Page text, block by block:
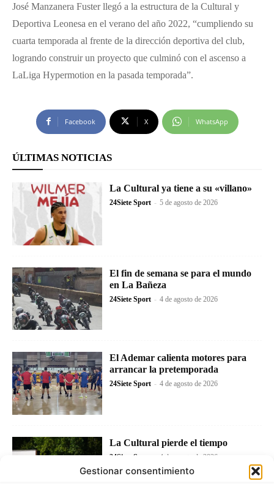
Gestionar consentimiento
José Manzanera Fuster llegó a la estructura de la Cultural y
Deportiva Leonesa en el verano del año 2022, “cumpliendo su
cuarta temporada al frente de la dirección deportiva del club,
logrando construir un proyecto que culminó con el ascenso a
LaLiga Hypermotion en la pasada temporada”.
Facebook X WhatsApp
ÚLTIMAS NOTICIAS
La Cultural ya tiene a su «villano»
24Siete Sport - 5 de agosto de 2026
El fin de semana se para el mundo
en La Bañeza
24Siete Sport - 4 de agosto de 2026
El Ademar calienta motores para
arrancar la pretemporada
24Siete Sport - 4 de agosto de 2026
La Cultural pierde el tiempo
24Siete Sport 4 de agosto de 2026